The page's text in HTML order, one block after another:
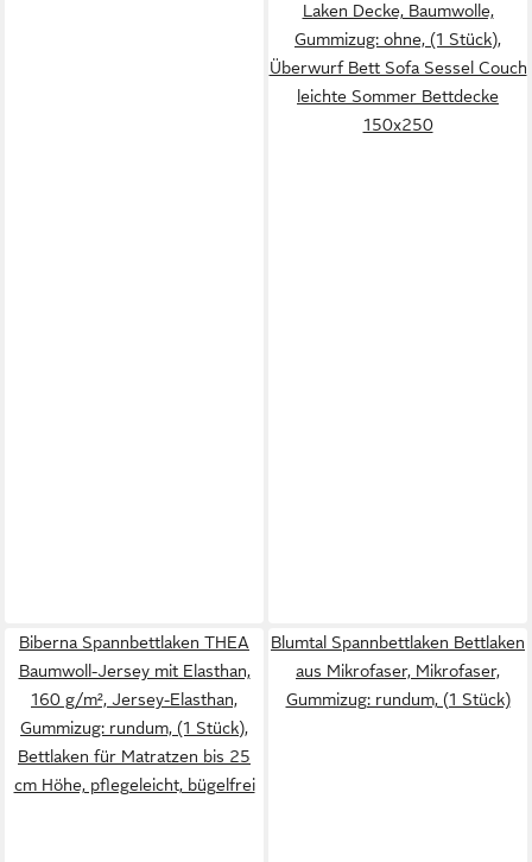
Laken Decke, Baumwolle,
Gummizug: ohne, (1 Stück),
Überwurf Bett Sofa Sessel Couch
leichte Sommer Bettdecke
150x250
Biberna Spannbettlaken THEA
Baumwoll-Jersey mit Elasthan,
160 g/m², Jersey-Elasthan,
Gummizug: rundum, (1 Stück),
Bettlaken für Matratzen bis 25
cm Höhe, pflegeleicht, bügelfrei
Blumtal Spannbettlaken Bettlaken
aus Mikrofaser, Mikrofaser,
Gummizug: rundum, (1 Stück)